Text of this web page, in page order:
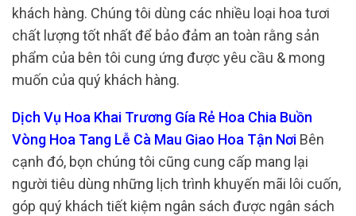
khách hàng. Chúng tôi dùng các nhiều loại hoa tươi
chất lượng tốt nhất để bảo đảm an toàn rằng sản
phẩm của bên tôi cung ứng được yêu cầu & mong
muốn của quý khách hàng.
Dịch Vụ Hoa Khai Trương Gía Rẻ Hoa Chia Buồn
Vòng Hoa Tang Lễ Cà Mau Giao Hoa Tận Nơi Bên
cạnh đó, bọn chúng tôi cũng cung cấp mang lại
người tiêu dùng những lịch trình khuyến mãi lôi cuốn,
góp quý khách tiết kiệm ngân sách được ngân sách